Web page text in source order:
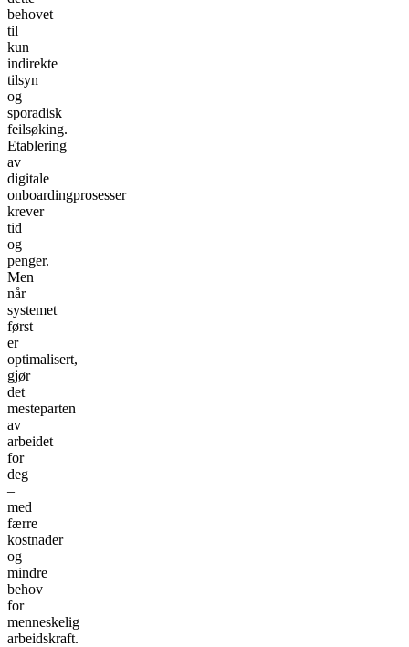
behovet
til
kun
indirekte
tilsyn
og
sporadisk
feilsøking.
Etablering
av
digitale
onboardingprosesser
krever
tid
og
penger.
Men
når
systemet
først
er
optimalisert,
gjør
det
mesteparten
av
arbeidet
for
deg
–
med
færre
kostnader
og
mindre
behov
for
menneskelig
arbeidskraft.